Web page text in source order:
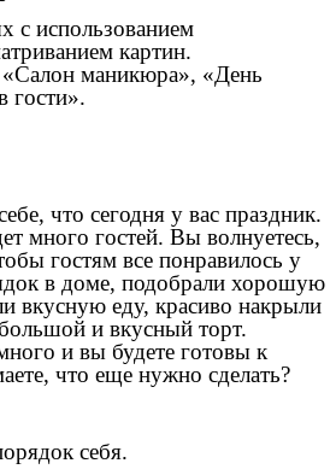
с использованием
картин.
маникюра», «День
гости».
что сегодня у вас праздник.
много гостей. Вы волнуетесь,
гостям все понравилось у
в доме, подобрали хорошую
вкусную еду, красиво накрыли
и вкусный торт.
и вы будете готовы к
что еще нужно сделать?
себя.